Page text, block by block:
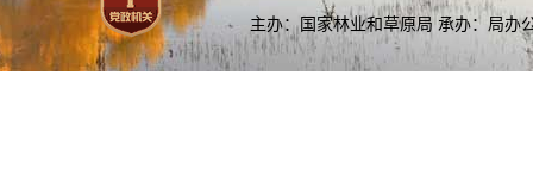
主办：国家林业和草原局 承办：局办